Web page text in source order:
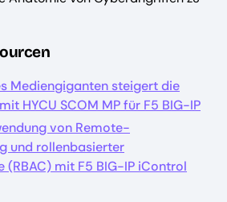
Mediengiganten steigert die
HYCU SCOM MP für F5 BIG-IP
von Remote-
und rollenbasierter
(RBAC) mit F5 BIG-IP iControl